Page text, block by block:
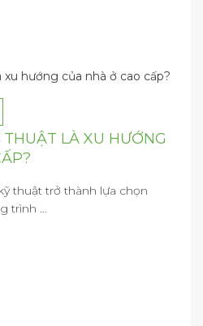
LÀ XU HƯỚNG
thuật trở thành lựa chọn
trình ...